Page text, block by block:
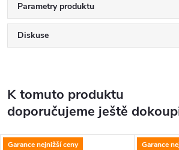
Parametry produktu
Diskuse
K tomuto produktu
doporučujeme ještě
Garance nejnižší ceny Garance